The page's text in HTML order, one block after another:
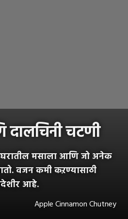
चटणी
मसाला आणि जो अनेक
वजन कमी कऱण्यासाठी
आहे.
Apple Cinnamon Chutney